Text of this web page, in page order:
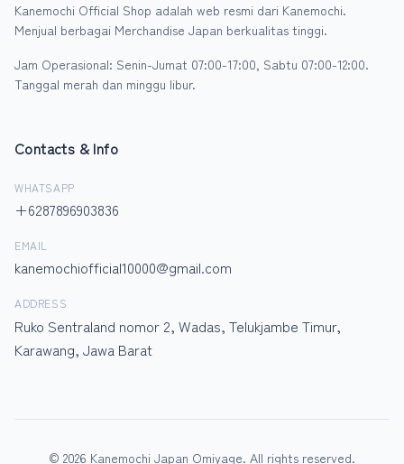
Kanemochi Official Shop adalah web resmi dari Kanemochi.
Menjual berbagai Merchandise Japan berkualitas tinggi.
Jam Operasional: Senin-Jumat 07:00-17:00, Sabtu 07:00-12:00.
Tanggal merah dan minggu libur.
Contacts & Info
WHATSAPP
+6287896903836
EMAIL
kanemochiofficial10000@gmail.com
ADDRESS
Ruko Sentraland nomor 2, Wadas, Telukjambe Timur,
Karawang, Jawa Barat
© 2026 Kanemochi Japan Omiyage. All rights reserved.